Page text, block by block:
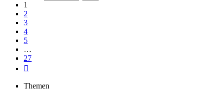
1
2
3
4
5
…
27
Themen